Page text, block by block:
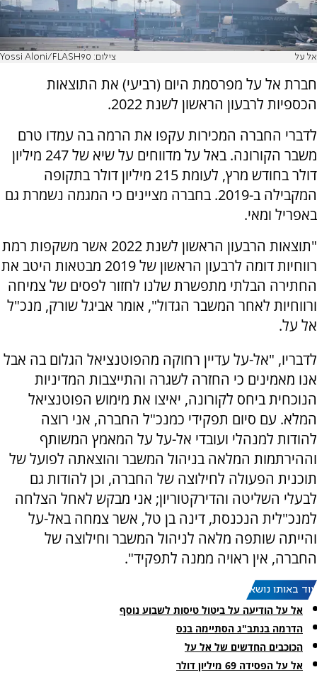
אל על צילום: Yossi Aloni/FLASH90
חברת אל על מפרסמת היום (רביעי) את התוצאות
הכספיות לרבעון הראשון לשנת 2022.
לדברי החברה המכירות עקפו את הרמה בה עמדו טרם
משבר הקורונה. באל על מדווחים על שיא של 247 מיליון
דולר בחודש מרץ, לעומת 215 מיליון דולר בתקופה
המקבילה ב-2019. בחברה מציינים כי המגמה נשמרת גם
באפריל ומאי.
"תוצאות הרבעון הראשון לשנת 2022 אשר משקפות רמת
רווחיות דומה לרבעון הראשון של 2019 מבטאות היטב את
החתירה הבלתי מתפשרת שלנו לחזור לפסים של צמיחה
ורווחיות לאחר המשבר הגדול", אומר אביגל שורק, מנכ"ל
אל על.
לדבריו, "אל-על עדיין רחוקה מהפוטנציאל הגלום בה אבל
אנו מאמינים כי החזרה לשגרה והתייצבות המדיניות
הנוכחית ביחס לקורונה, יאיצו את מימוש הפוטנציאל
המלא. עם סיום תפקידי כמנכ"ל החברה, אני רוצה
להודות למנהלי ועובדי אל-על על המאמץ המשותף
וההירתמות המלאה בניהול המשבר והוצאתה לפועל של
תוכנית הפעולה לחילוצה של החברה, וכן להודות גם
לבעלי השליטה והדירקטוריון; אני מבקש לאחל הצלחה
למנכ"לית הנכנסת, דינה בן טל, אשר צמחה באל-על
והייתה שותפה מלאה לניהול המשבר וחילוצה של
החברה, אין ראויה ממנה לתפקיד".
עוד באותו נושא:
אל על הודיעה על ביטול טיסות לשבוע נוסף
הדרמה בנתב"ג הסתיימה בנס
הכוכבים החדשים של אל על
אל על הפסידה 69 מיליון דולר